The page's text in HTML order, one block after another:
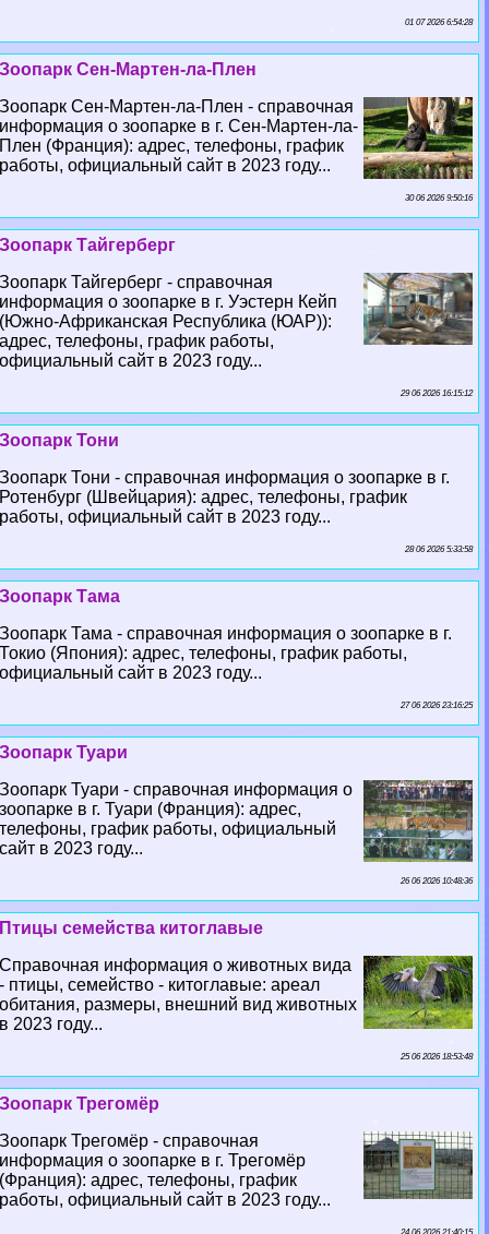
01 07 2026 6:54:28
Зоопарк Сен-Мартен-ла-Плен
Зоопарк Сен-Мартен-ла-Плен - справочная
информация о зоопарке в г. Сен-Мартен-ла-
Плен (Франция): адрес, телефоны, график
работы, официальный сайт в 2023 году...
30 06 2026 9:50:16
Зоопарк Тайгерберг
Зоопарк Тайгерберг - справочная
информация о зоопарке в г. Уэстерн Кейп
(Южно-Африканская Республика (ЮАР)):
адрес, телефоны, график работы,
официальный сайт в 2023 году...
29 06 2026 16:15:12
Зоопарк Тони
Зоопарк Тони - справочная информация о зоопарке в г.
Ротенбург (Швейцария): адрес, телефоны, график
работы, официальный сайт в 2023 году...
28 06 2026 5:33:58
Зоопарк Тама
Зоопарк Тама - справочная информация о зоопарке в г.
Токио (Япония): адрес, телефоны, график работы,
официальный сайт в 2023 году...
27 06 2026 23:16:25
Зоопарк Туари
Зоопарк Туари - справочная информация о
зоопарке в г. Туари (Франция): адрес,
телефоны, график работы, официальный
сайт в 2023 году...
26 06 2026 10:48:36
Птицы семейства китоглавые
Справочная информация о животных вида
- птицы, семейство - китоглавые: ареал
обитания, размеры, внешний вид животных
в 2023 году...
25 06 2026 18:53:48
Зоопарк Трегомёр
Зоопарк Трегомёр - справочная
информация о зоопарке в г. Трегомёр
(Франция): адрес, телефоны, график
работы, официальный сайт в 2023 году...